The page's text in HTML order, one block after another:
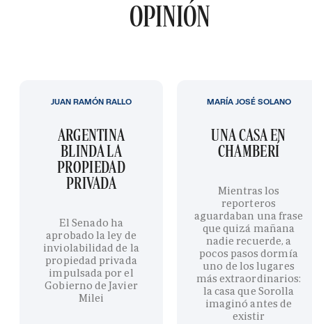
OPINIÓN
ARGENTINA
BLINDA LA
PROPIEDAD
PRIVADA
El Senado ha
aprobado la ley de
inviolabilidad de la
propiedad privada
impulsada por el
Gobierno de Javier
Milei
JUAN RAMÓN RALLO
UNA CASA EN
CHAMBERÍ
Mientras los
reporteros
aguardaban una frase
que quizá mañana
nadie recuerde, a
pocos pasos dormía
uno de los lugares
más extraordinarios:
la casa que Sorolla
imaginó antes de
existir
MARÍA JOSÉ SOLANO